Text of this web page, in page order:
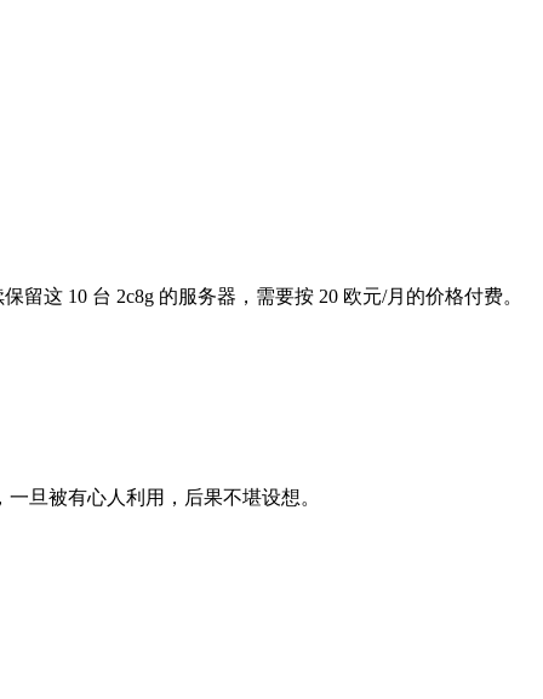
这 10 台 2c8g 的服务器，需要按 20 欧元/月的价格付费。
旦被有心人利用，后果不堪设想。